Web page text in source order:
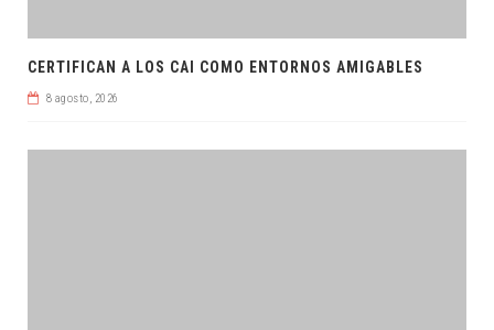
CERTIFICAN A LOS CAI COMO ENTORNOS AMIGABLES
8 agosto, 2026